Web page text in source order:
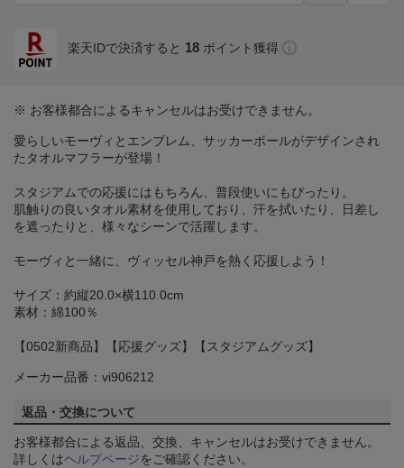
楽天IDで決済すると 18 ポイント獲得
※ お客様都合によるキャンセルはお受けできません。
愛らしいモーヴィとエンブレム、サッカーボールがデザインされ
たタオルマフラーが登場！
スタジアムでの応援にはもちろん、普段使いにもぴったり。
肌触りの良いタオル素材を使用しており、汗を拭いたり、日差し
を遮ったりと、様々なシーンで活躍します。
モーヴィと一緒に、ヴィッセル神戸を熱く応援しよう！
サイズ：約縦20.0×横110.0cm
素材：綿100％
【0502新商品】【応援グッズ】【スタジアムグッズ】
メーカー品番：vi906212
返品・交換について
お客様都合による返品、交換、キャンセルはお受けできません。
詳しくはヘルプページをご確認ください。